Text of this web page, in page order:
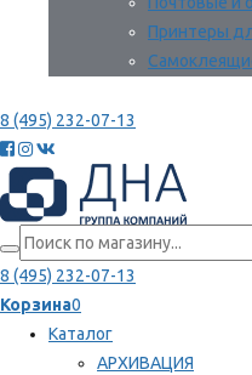
Принтеры
8 (495) 232-07-13
8 (495) 232-07-13
Корзина0
Каталог
АРХИВАЦИЯ